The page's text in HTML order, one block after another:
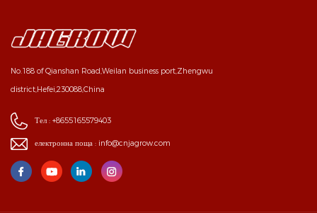
No.188 of Qianshan Road,Weilan business port,Zhengwu
district,Hefei,230088,China
Тел : +8655165579403
електронна поща : info@cnjagrow.com